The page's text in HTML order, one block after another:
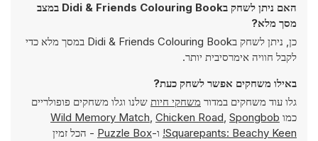
האם ניתן לשחק בDidi & Friends Colouring Book במצב
מסך מלא?
כן, ניתן לשחק בDidi & Friends Colouring Book במסך מלא כדי
לקבל חוויה אימרסיבית יותר.
באילו משחקים אפשר לשחק כעת?
גלו עוד משחקים במדור משחקי חיות שלנו וגלו משחקים פופולריים
כמו
Wild Memory Match, Chicken Road, Spongbob
Squarepants: Beachy Keen! ו-Puzzle Box - הכל זמין